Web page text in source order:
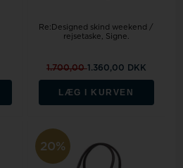
Re:Designed skind weekend /
rejsetaske, Signe.
1.700,001.360,00 DKK
LÆG I KURVEN
20%